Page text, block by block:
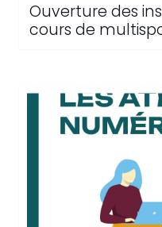
Ouverture des
cours de